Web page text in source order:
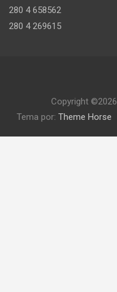
280 4 658562
280 4 269615
Copyright ©2026
Tema por: Theme Horse